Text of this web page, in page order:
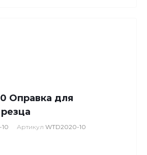
Оправка для
Артикул WTD2020-10